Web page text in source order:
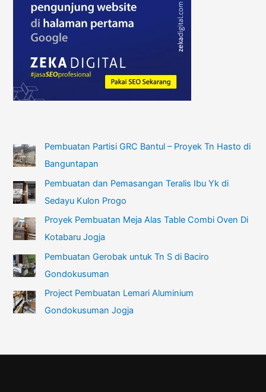
Pembuatan Partisi GRC Bantul – Proyek Tn Hasto di
Banguntapan
Pembuatan dan Pemasangan Teralis Ibu Yk di
Sedayu Kulon Progo
Proyek Pembuatan Meja Alas Table Combi Oven Di
Kotabaru Jogja
Pembuatan Gerobak untuk Tn S di Baciro
Gondokusuman
Project Pembuatan Lemari Aluminium
Gondokusuman Jogja